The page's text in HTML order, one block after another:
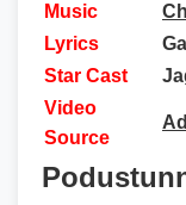
Music
Lyrics
Star Cast
Video
Source